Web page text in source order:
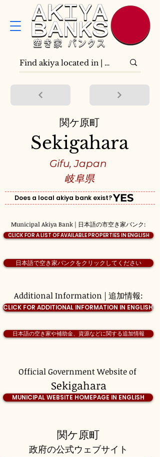
岐阜県
日本語の空き家や補助金、資源などに関する追加情報
日本語で空き家バンクをクリックしてください
Does a local akiya bank exist?
Sekigahara
Municipal Akiya Bank | 日本語の市空き家バンク:
Additional Information | 追加情報:
Gifu, Japan
CLICK FOR A LIST OF AVAILABLE PROPERTIES IN ENGLISH
Official Government Website of
関ケ原町
YES
Sekigahara
CLICK FOR ADDITIONAL INFORMATION IN ENGLISH
MUNICIPAL WEBSITE HOMEPAGE IN ENGLISH
関ケ原町
政府の公式ウェブサイト